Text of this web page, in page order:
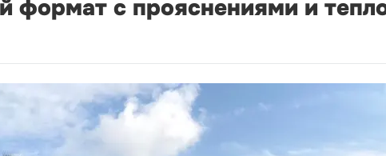
с прояснениями и